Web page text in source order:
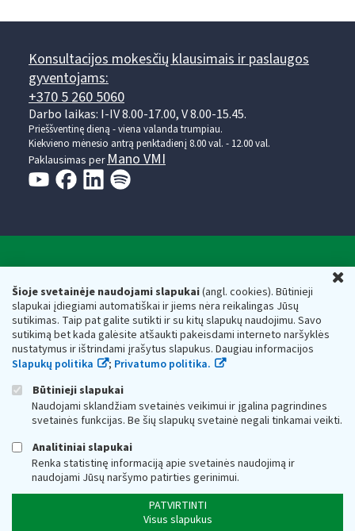
Šioje svetainėje naudojami slapukai(angl. cookies). Būtinieji
slapukai įdiegiami automatiškai ir jiems nėra reikalingas Jūsų
sutikimas. Taip pat galite sutikti ir su kitų slapukų naudojimu. Savo
sutikimą bet kada galėsite atšaukti pakeisdami interneto naršyklės
nustatymus ir ištrindami įrašytus slapukus. Daugiau informacijos
Slapukų politika
; Privatumo politika.
Būtinieji slapukai
Naudojami sklandžiam svetainės veikimui ir įgalina pagrindines
svetainės funkcijas. Be šių slapukų svetainė negali tinkamai veikti.
Analitiniai slapukai
Renka statistinę informaciją apie svetainės naudojimą ir
naudojami Jūsų naršymo patirties gerinimui.
PATVIRTINTI
Visus slapukus
Konsultacijos mokesčių klausimais ir paslaugos
gyventojams:
+370 5 260 5060
Darbo laikas: I-IV 8.00-17.00, V 8.00-15.45.
Prieššventinę dieną - viena valanda trumpiau.
Kiekvieno mėnesio antrą penktadienį 8.00 val. - 12.00 val.
Paklausimas perMano VMI
Valstybinė mokesčių inspekcija prie Lietuvos
Respublikos finansų ministerijos
Biudžetinė įstaiga. Juridinio asmens kodas — 188659752,
adresas: Vasario 16-osios g. 14, 01107 Vilnius, Lietuva, el.paštas:
vmi@vmi.lt , E. pristatymo dėžutės adresas 188659752
Duomenys apie Valstybinę mokesčių inspekciją prie Lietuvos
Respublikos finansų ministerijos kaupiami ir saugomi Juridinių